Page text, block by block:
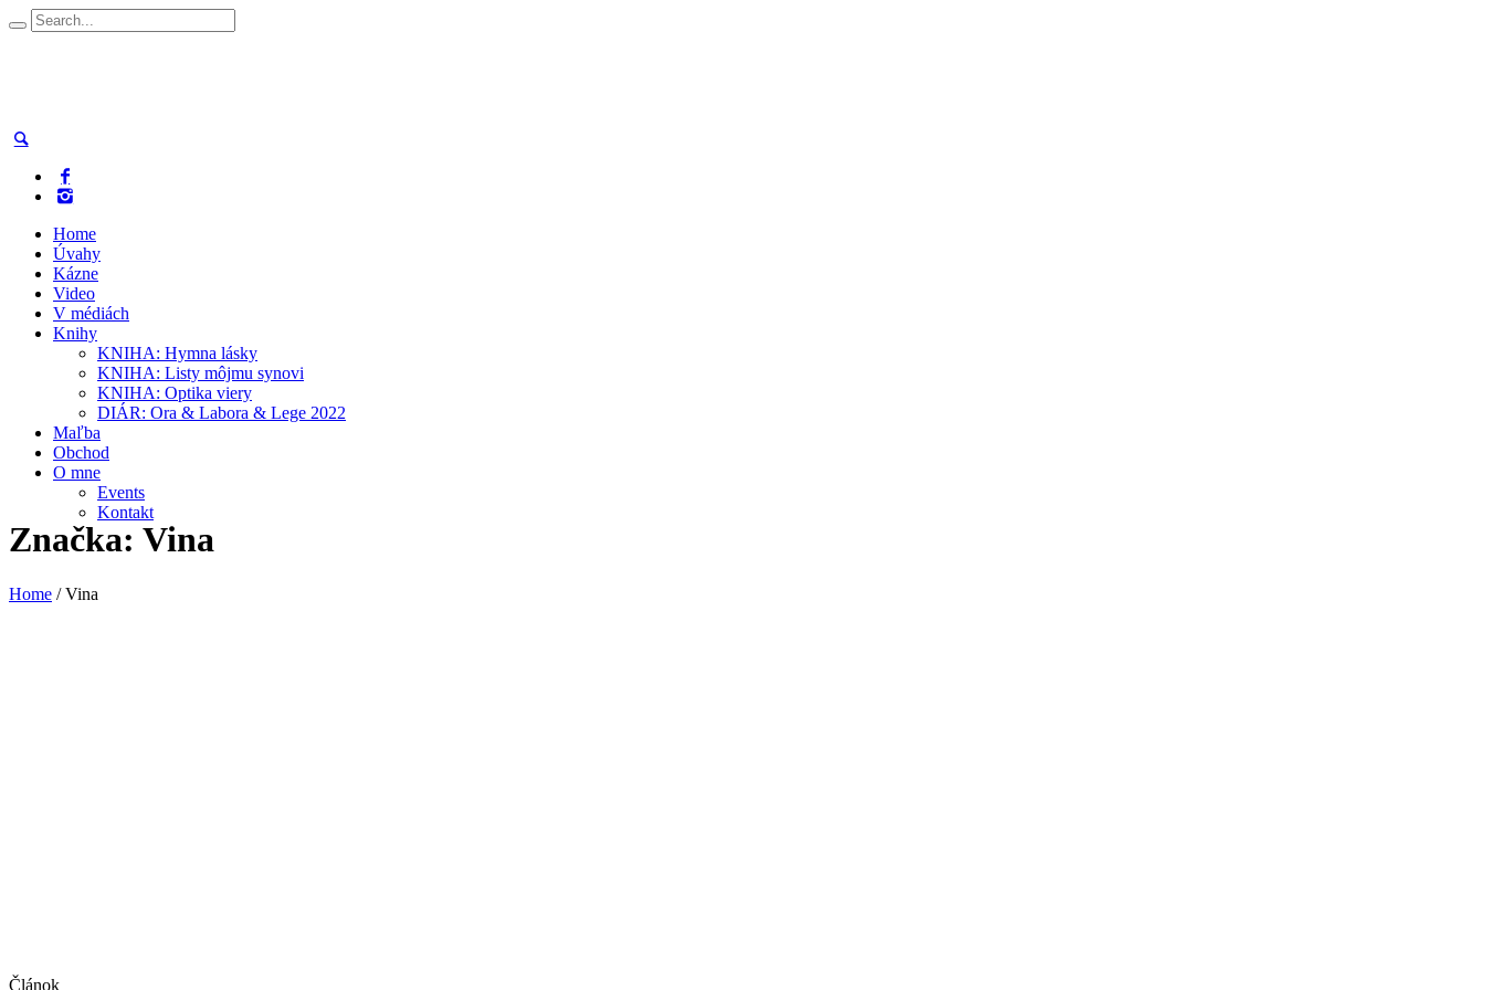
Home
Úvahy
Kázne
Video
V médiách
Knihy
KNIHA: Hymna lásky
KNIHA: Listy môjmu synovi
KNIHA: Optika viery
DIÁR: Ora & Labora & Lege 2022
Maľba
Obchod
O mne
Events
Kontakt
Značka: Vina
Home /Vina
Článok